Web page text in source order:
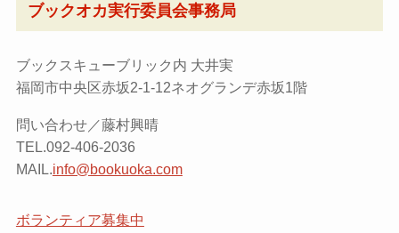
ブックオカ実行委員会事務局
ブックスキューブリック内 大井実
福岡市中央区赤坂2-1-12ネオグランデ赤坂1階
問い合わせ／藤村興晴
TEL.092-406-2036
MAIL.info@bookuoka.com
ボランティア募集中